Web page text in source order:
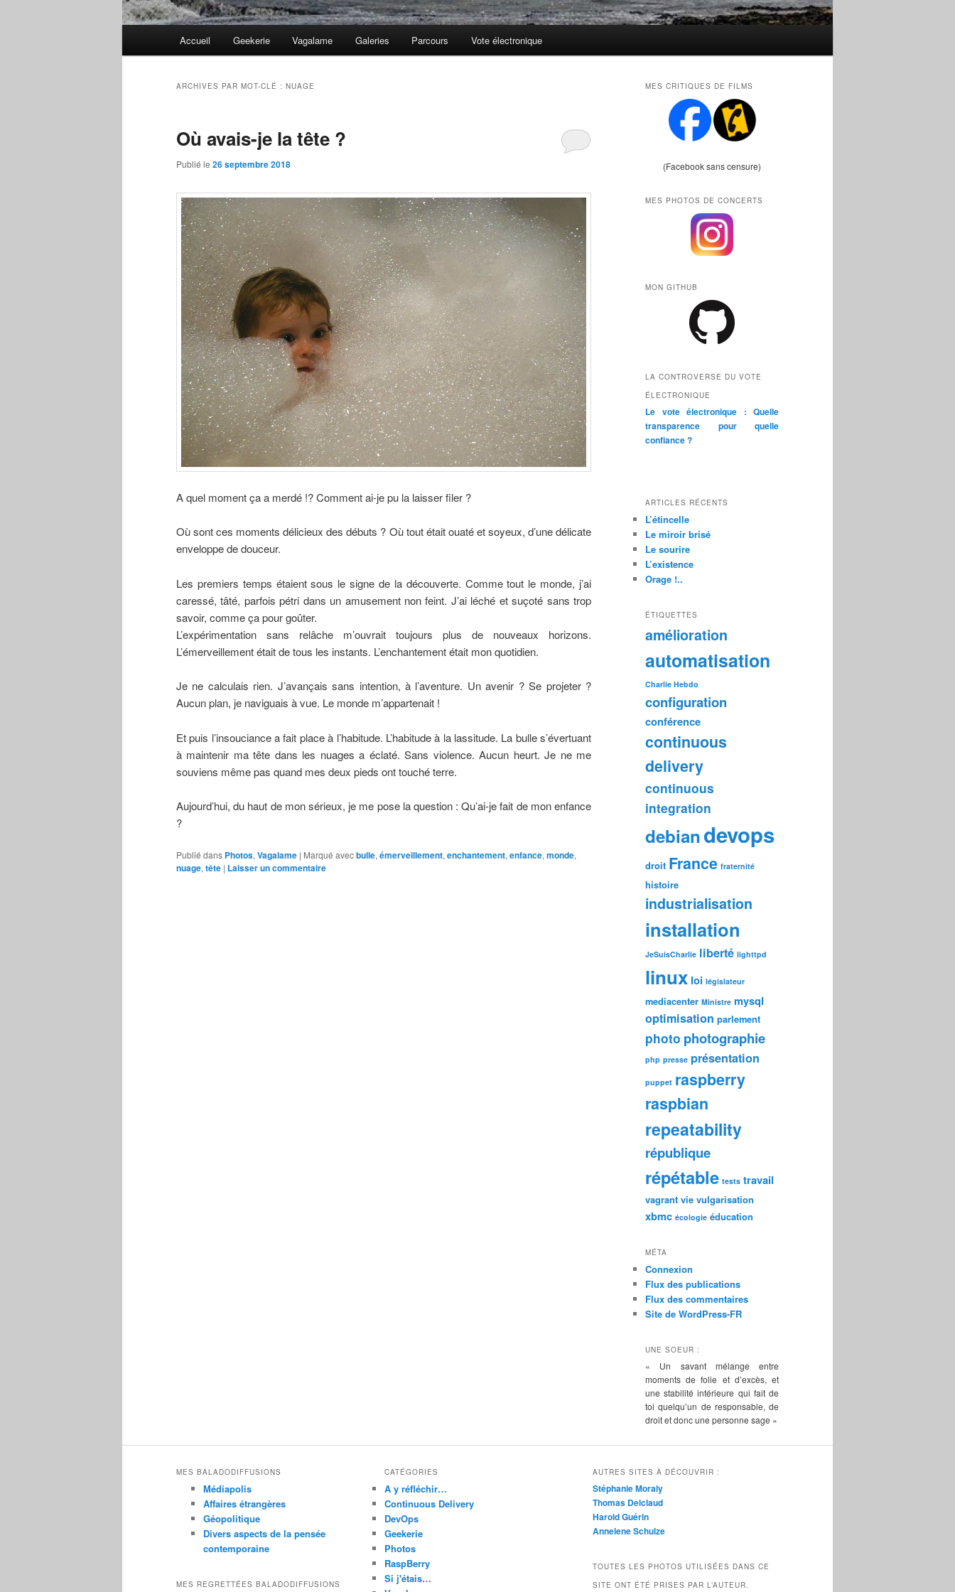
Accueil Geekerie Vagalame Galeries Parcours Vote électronique
ARCHIVES PAR MOT-CLÉ : NUAGE
Où avais-je la tête ?
Publié le 26 septembre 2018
A quel moment ça a merdé !? Comment ai-je pu la laisser filer ?
Où sont ces moments délicieux des débuts ? Où tout était ouaté et soyeux, d’une délicate
enveloppe de douceur.
Les premiers temps étaient sous le signe de la découverte. Comme tout le monde, j’ai
caressé, tâté, parfois pétri dans un amusement non feint. J’ai léché et suçoté sans trop
savoir, comme ça pour goûter.
L’expérimentation sans relâche m’ouvrait toujours plus de nouveaux horizons.
L’émerveillement était de tous les instants. L’enchantement était mon quotidien.
Je ne calculais rien. J’avançais sans intention, à l’aventure. Un avenir ? Se projeter ?
Aucun plan, je naviguais à vue. Le monde m’appartenait !
Et puis l’insouciance a fait place à l’habitude. L’habitude à la lassitude. La bulle s’évertuant
à maintenir ma tête dans les nuages a éclaté. Sans violence. Aucun heurt. Je ne me
souviens même pas quand mes deux pieds ont touché terre.
Aujourd’hui, du haut de mon sérieux, je me pose la question : Qu’ai-je fait de mon enfance
?
Publié dans Photos, Vagalame | Marqué avecbulle, émerveillement, enchantement, enfance, monde,
nuage, tête | Laisser un commentaire
MES CRITIQUES DE FILMS
(Facebook sans censure)
MES PHOTOS DE CONCERTS
MON GITHUB
LA CONTROVERSE DU VOTE
ÉLECTRONIQUE
Le vote électronique : Quelle
transparence pour quelle
confiance ?
ARTICLES RÉCENTS
L’étincelle
Le miroir brisé
Le sourire
L’existence
Orage !..
ÉTIQUETTES
amélioration
automatisation
Charlie Hebdo
configuration
conférence
continuous
delivery
continuous
integration
debiandevops
droit France fraternité
histoire
industrialisation
installation
JeSuisCharlie liberté lighttpd
linux loi législateur
mediacenter Ministre mysql
optimisation parlement
photo photographie
php presse présentation
puppet raspberry
raspbian
repeatability
république
répétable tests travail
vagrant vie vulgarisation
xbmc écologie éducation
MÉTA
Connexion
Flux des publications
Flux des commentaires
Site de WordPress-FR
UNE SOEUR :
« Un savant mélange entre
moments de folie et d’excès, et
une stabilité intérieure qui fait de
toi quelqu’un de responsable, de
droit et donc une personne sage »
MES BALADODIFFUSIONS
Médiapolis
Affaires étrangères
Géopolitique
Divers aspects de la pensée
contemporaine
MES REGRETTÉES BALADODIFFUSIONS
CATÉGORIES
A y réfléchir…
Continuous Delivery
DevOps
Geekerie
Photos
RaspBerry
Si j'étais…
AUTRES SITES À DÉCOUVRIR :
Stéphanie Moraly
Thomas Delclaud
Harold Guérin
Annelene Schulze
TOUTES LES PHOTOS UTILISÉES DANS CE
SITE ONT ÉTÉ PRISES PAR L’AUTEUR.